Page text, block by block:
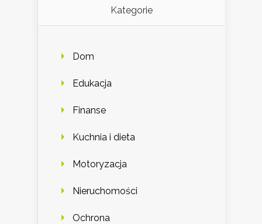
Kategorie
Dom
Edukacja
Finanse
Kuchnia i dieta
Motoryzacja
Nieruchomości
Ochrona